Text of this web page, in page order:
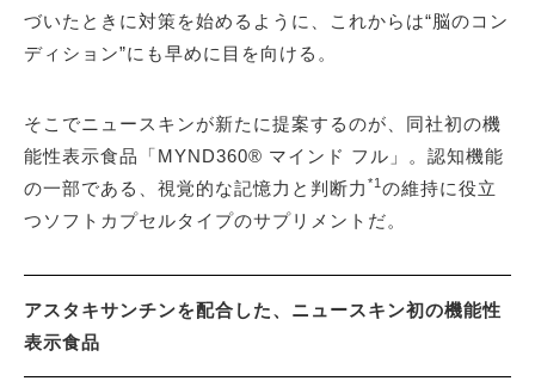
づいたときに対策を始めるように、これからは“脳のコン
ディション”にも早めに目を向ける。
そこでニュースキンが新たに提案するのが、同社初の機
能性表示食品「MYND360® マインド フル」。認知機能
の一部である、視覚的な記憶力と判断力 *1 の維持に役立
つソフトカプセルタイプのサプリメントだ。
アスタキサンチンを配合した、ニュースキン初の機能性
表示食品